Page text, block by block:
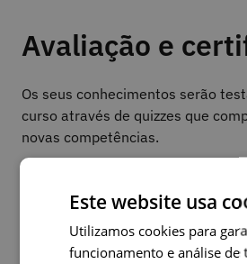
Avaliação e
Os seus conhecimentos serão
curso através de quizzes que
novas competências.
Para obter o Certificado de
responder a todos os momentos
corretas.
Este website usa
Utilizamos cookies para
funcionamento e análise de